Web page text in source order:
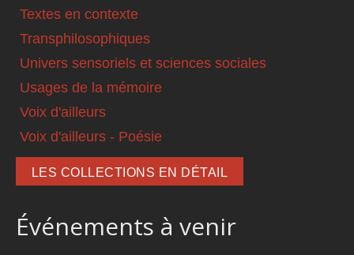
Textes en contexte
Transphilosophiques
Univers sensoriels et sciences sociales
Usages de la mémoire
Voix d'ailleurs
Voix d'ailleurs - Poésie
LES COLLECTIONS EN DÉTAIL
Événements à venir